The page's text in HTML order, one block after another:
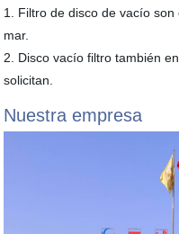
1. Filtro de disco de vacío
mar.
2. Disco vacío filtro también
solicitan.
Nuestra empresa